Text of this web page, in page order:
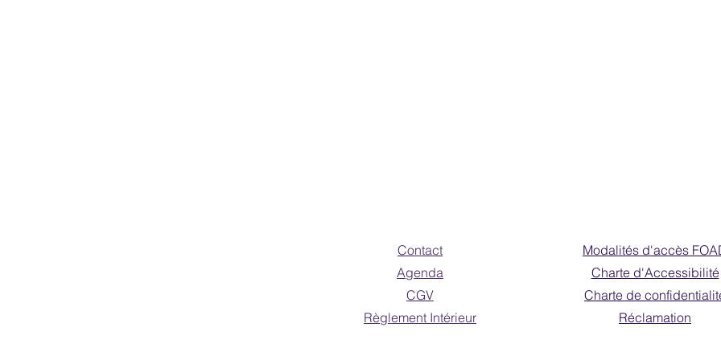
Contact
Agenda
CGV
Règlement Intérieur
Modalités d'accès
Charte d'Accessibilité
Charte de
Réclamation